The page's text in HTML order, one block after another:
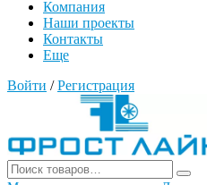
Компания
Наши проекты
Контакты
Еще
Войти / Регистрация